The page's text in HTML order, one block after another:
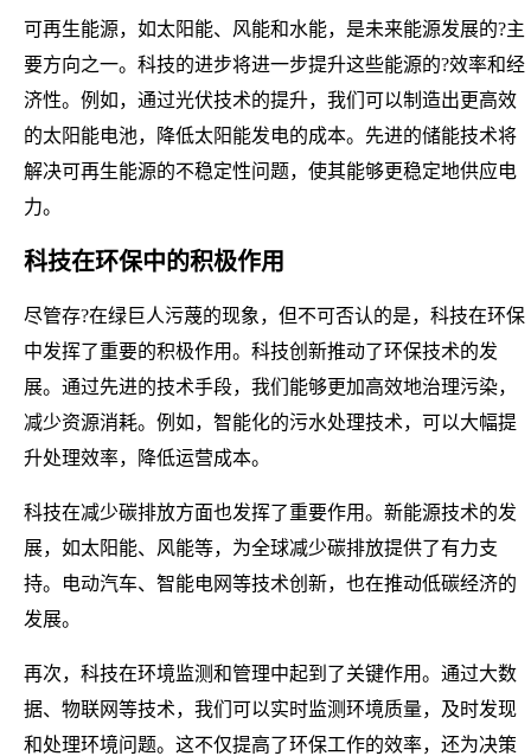
可再生能源，如太阳能、风能和水能，是未来能源发展的?主
要方向之一。科技的进步将进一步提升这些能源的?效率和经
济性。例如，通过光伏技术的提升，我们可以制造出更高效
的太阳能电池，降低太阳能发电的成本。先进的储能技术将
解决可再生能源的不稳定性问题，使其能够更稳定地供应电
力。
科技在环保中的积极作用
尽管存?在绿巨人污蔑的现象，但不可否认的是，科技在环保
中发挥了重要的积极作用。科技创新推动了环保技术的发
展。通过先进的技术手段，我们能够更加高效地治理污染，
减少资源消耗。例如，智能化的污水处理技术，可以大幅提
升处理效率，降低运营成本。
科技在减少碳排放方面也发挥了重要作用。新能源技术的发
展，如太阳能、风能等，为全球减少碳排放提供了有力支
持。电动汽车、智能电网等技术创新，也在推动低碳经济的
发展。
再次，科技在环境监测和管理中起到了关键作用。通过大数
据、物联网等技术，我们可以实时监测环境质量，及时发现
和处理环境问题。这不仅提高了环保工作的效率，还为决策